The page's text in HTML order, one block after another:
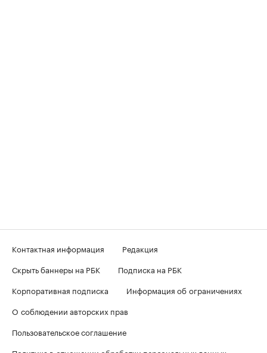
Контактная информация
Редакция
Скрыть баннеры на РБК
Подписка на РБК
Корпоративная подписка
Информация об ограничениях
О соблюдении авторских прав
Пользовательское соглашение